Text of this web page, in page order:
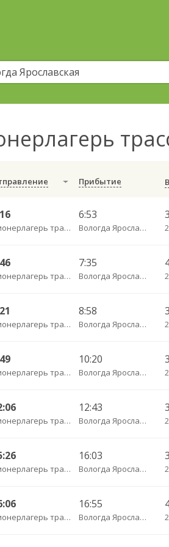
Прибытие
Пионерлагерь трасса
6:53
Вологда Ярославская
Пионерлагерь трасса
7:35
Вологда Ярославская
Пионерлагерь трасса
8:58
Вологда Ярославская
Пионерлагерь трасса
10:20
Вологда Ярославская
Пионерлагерь трасса
12:43
Вологда Ярославская
Пионерлагерь трасса
16:03
Вологда Ярославская
Пионерлагерь трасса
16:55
Вологда Ярославская